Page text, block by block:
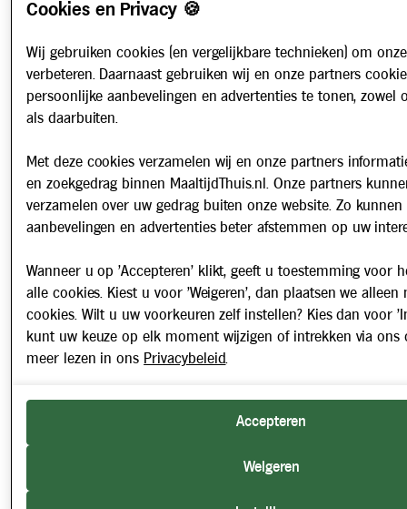
Cookies en Privacy 🍪
Wij gebruiken cookies (en vergelijkbare technieken) om
verbeteren. Daarnaast gebruiken wij en onze partners
persoonlijke aanbevelingen en advertenties te tonen, zowel
als daarbuiten.
Met deze cookies verzamelen wij en onze partners
en zoekgedrag binnen MaaltijdThuis.nl. Onze partners
verzamelen over uw gedrag buiten onze website. Zo kunnen
aanbevelingen en advertenties beter afstemmen op uw
Wanneer u op 'Accepteren' klikt, geeft u toestemming voor
alle cookies. Kiest u voor 'Weigeren', dan plaatsen we alleen
cookies. Wilt u uw voorkeuren zelf instellen? Kies dan voor
kunt uw keuze op elk moment wijzigen of intrekken via ons
meer lezen in ons Privacybeleid.
Accepteren
Weigeren